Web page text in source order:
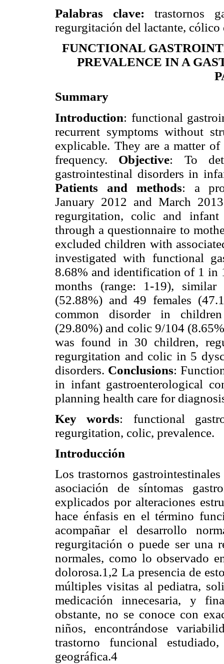
Palabras clave: trastornos
regurgitación del lactante, cólico
FUNCTIONAL
PREVALENCE IN A
Summary
Introduction: functional
recurrent symptoms without
explicable. They are a matter
frequency. Objective: To
gastrointestinal disorders in
Patients and methods: a
January 2012 and March
regurgitation, colic and
through a questionnaire to
excluded children with
investigated with functional
8.68% and identification of 1 in
months (range: 1-19),
(52.88%) and 49 females
common disorder in
(29.80%) and colic 9/104
was found in 30 children,
regurgitation and colic in 5
disorders. Conclusions:
in infant gastroenterological
planning health care for
Key words: functional
regurgitation, colic, prevalence.
Introducción
Los trastornos
asociación de síntomas
explicados por alteraciones
hace énfasis en el término
acompañar el desarrollo
regurgitación o puede ser una
normales, como lo observado
dolorosa.1,2 La presencia de
múltiples visitas al pediatra,
medicación innecesaria, y
obstante, no se conoce con
niños, encontrándose
trastorno funcional
geográfica.4